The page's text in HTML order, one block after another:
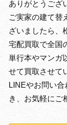
ありがとうござ
ご実家の建て替
ざいましたら、
宅配買取で全国
単行本やマンガ
せて買取させて
LINEやお問い
き、お気軽にご